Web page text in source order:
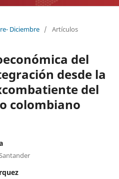
Diciembre / Artículos
del
desde la
del
colombiano